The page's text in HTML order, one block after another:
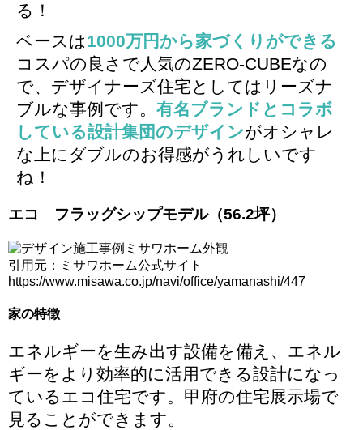
る！
ベースは1000万円から家づくりができる
コスパの良さで人気のZERO-CUBEなの
で、デザイナーズ住宅としてはリーズナ
ブルな事例です。 有名ブランドとコラボ
している設計集団のデザインがオシャレ
な上にダブルのお得感がうれしいです
ね！
エコ フラッグシップモデル（56.2坪）
引用元：ミサワホーム公式サイト
https://www.misawa.co.jp/navi/office/yamanashi/447
家の特徴
エネルギーを生み出す設備を備え、エネル
ギーをより効率的に活用できる設計になっ
ているエコ住宅です。甲府の住宅展示場で
見ることができます。